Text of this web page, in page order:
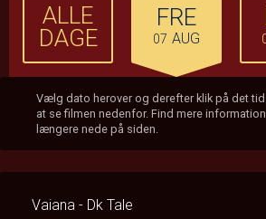
ALLE
DAGE
FRE
07 AUG
Vælg dato herover og derefter klik på det
at se filmen nedenfor. Find mere
længere nede på siden.
Vaiana - Dk Tale